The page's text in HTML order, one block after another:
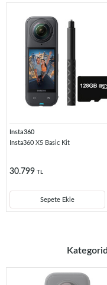
Insta360
Insta360 X5 Basic Kit
30.799 TL
Sepete Ekle